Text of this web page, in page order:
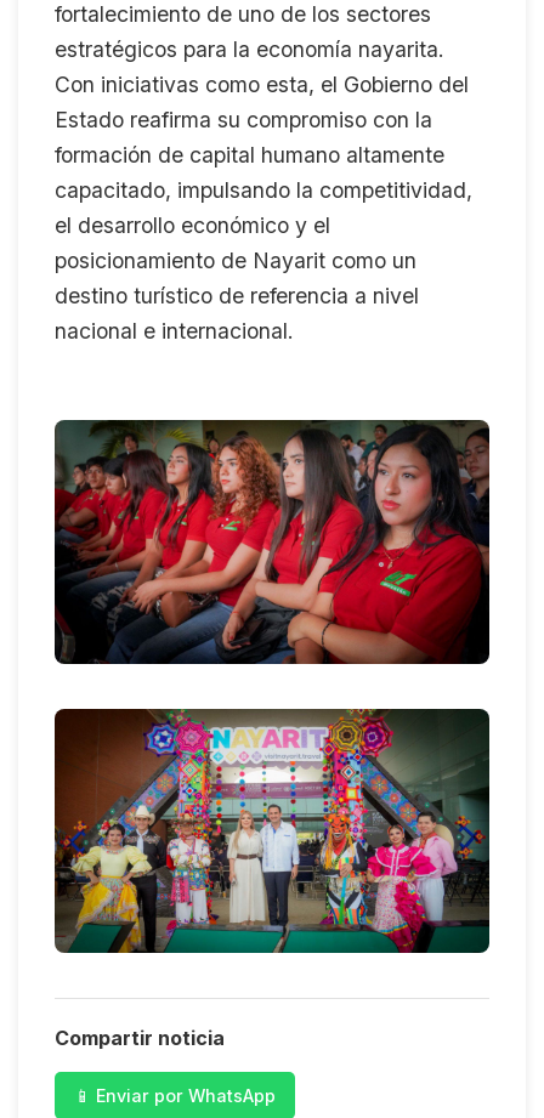
fortalecimiento de uno de los sectores
estratégicos para la economía nayarita.
Con iniciativas como esta, el Gobierno del
Estado reafirma su compromiso con la
formación de capital humano altamente
capacitado, impulsando la competitividad,
el desarrollo económico y el
posicionamiento de Nayarit como un
destino turístico de referencia a nivel
nacional e internacional.
Compartir noticia
📱 Enviar por WhatsApp